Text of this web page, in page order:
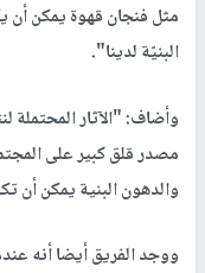
مثل فنجان قهوة يمكن أن
البنيّة لدينا".
وأضاف: "الآثار المحتملة
مصدر قلق كبير على
والدهون البنية يمكن أن
ووجد الفريق أيضا أنه